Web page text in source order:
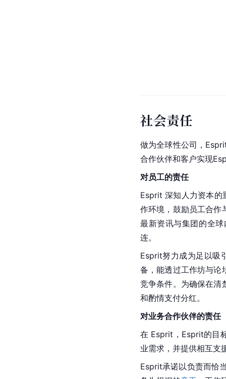
社会责任
做为全球性公司，
合作伙伴和客户实现
对员工的责任
Esprit 深知人力资本的
作环境，鼓励员工合作
最新资讯与集团的全
连。
Esprit努力成为足以吸
备，能透过工作坊与论
竞争条件。为确保在清
和酌情支付分红。
对业务合作伙伴的责任
在 Esprit，Esprit的目
业需求，并提供相互支
Esprit承诺以负责而恰